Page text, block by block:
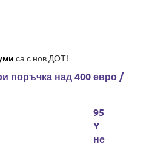
са с нов ДОТ!
поръчка над 400 евро /
95
Y
не